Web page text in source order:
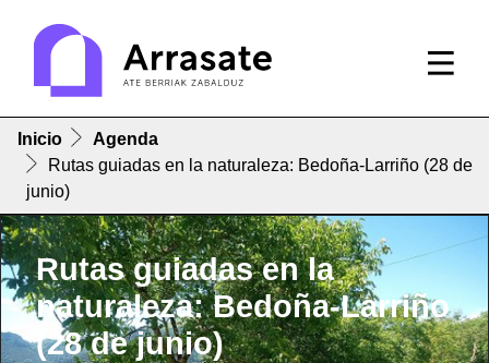
Inicio
Agenda
Rutas guiadas en la naturaleza: Bedoña-Larriño (28 de
junio)
Rutas guiadas en la
naturaleza: Bedoña-Larriño
(28 de junio)